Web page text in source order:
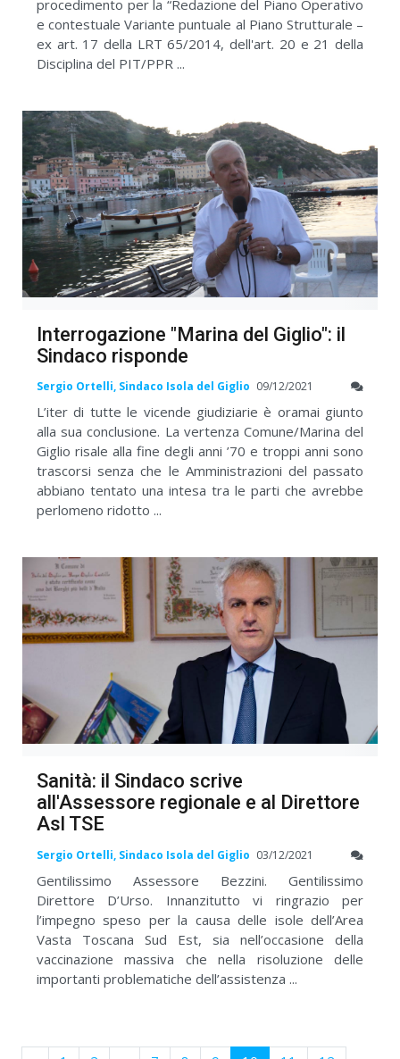
procedimento per la “Redazione del Piano Operativo
e contestuale Variante puntuale al Piano Strutturale –
ex art. 17 della LRT 65/2014, dell'art. 20 e 21 della
Disciplina del PIT/PPR ...
Interrogazione "Marina del Giglio": il
Sindaco risponde
Sergio Ortelli, Sindaco Isola del Giglio 09/12/2021
L’iter di tutte le vicende giudiziarie è oramai giunto
alla sua conclusione. La vertenza Comune/Marina del
Giglio risale alla fine degli anni ’70 e troppi anni sono
trascorsi senza che le Amministrazioni del passato
abbiano tentato una intesa tra le parti che avrebbe
perlomeno ridotto ...
Sanità: il Sindaco scrive
all'Assessore regionale e al Direttore
Asl TSE
Sergio Ortelli, Sindaco Isola del Giglio 03/12/2021
Gentilissimo Assessore Bezzini. Gentilissimo
Direttore D’Urso. Innanzitutto vi ringrazio per
l’impegno speso per la causa delle isole dell’Area
Vasta Toscana Sud Est, sia nell’occasione della
vaccinazione massiva che nella risoluzione delle
importanti problematiche dell’assistenza ...